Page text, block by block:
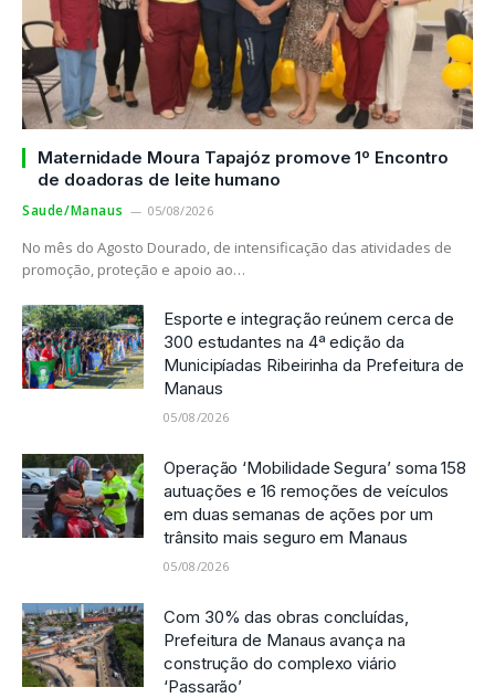
Maternidade Moura Tapajóz promove 1º Encontro
de doadoras de leite humano
Saude/Manaus 05/08/2026
No mês do Agosto Dourado, de intensificação das atividades de
promoção, proteção e apoio ao…
Esporte e integração reúnem cerca de
300 estudantes na 4ª edição da
Municipíadas Ribeirinha da Prefeitura de
Manaus
05/08/2026
Operação ‘Mobilidade Segura’ soma 158
autuações e 16 remoções de veículos
em duas semanas de ações por um
trânsito mais seguro em Manaus
05/08/2026
Com 30% das obras concluídas,
Prefeitura de Manaus avança na
construção do complexo viário
‘Passarão’